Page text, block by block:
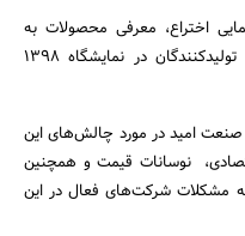
اختراع، معرفی محصولات به
مشتریان و برقراری ارتباط با مشتریان و تولیدکنندگان در نمایشگاه 1398
امید در مورد چالش‌های این
نوسانات قیمت و همچنین
مشکلات شرکت‌های فعال در این